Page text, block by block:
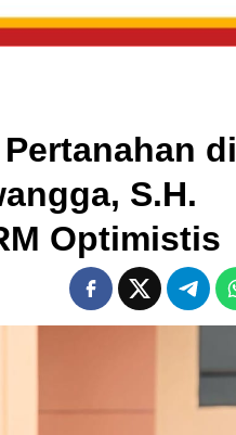
di
S.H.
Optimistis